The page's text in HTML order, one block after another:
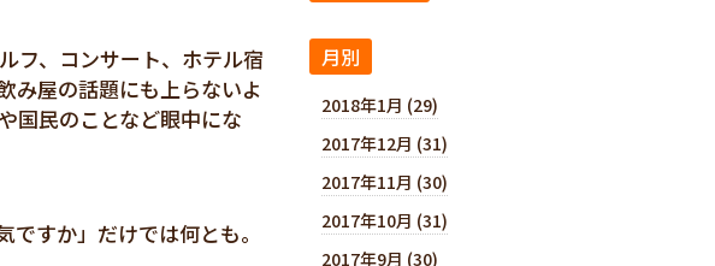
フ、コンサート、ホテル宿
み屋の話題にも上らないよ
国民のことなど眼中にな
すか」だけでは何とも。
月別
2018年1月 (29)
2017年12月 (31)
2017年11月 (30)
2017年10月 (31)
2017年9月 (30)